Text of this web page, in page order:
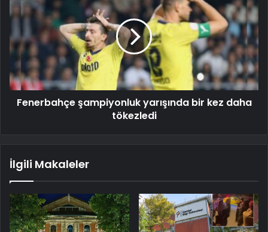
Fenerbahçe şampiyonluk yarışında bir kez daha
tökezledi
İlgili Makaleler